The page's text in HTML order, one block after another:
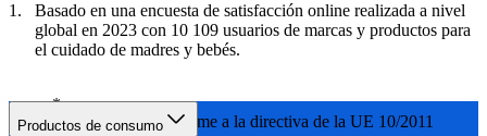
Basado en una encuesta de satisfacción online realizada a nivel
global en 2023 con 10 109 usuarios de marcas y productos para
el cuidado de madres y bebés.
0 % BPA: conforme a la directiva de la UE 10/2011
Productos de consumo